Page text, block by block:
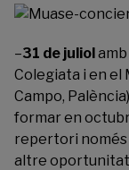
–31 de juliolamb
Colegiata i en el
Campo,
formar en
repertori només
altre oportunitat